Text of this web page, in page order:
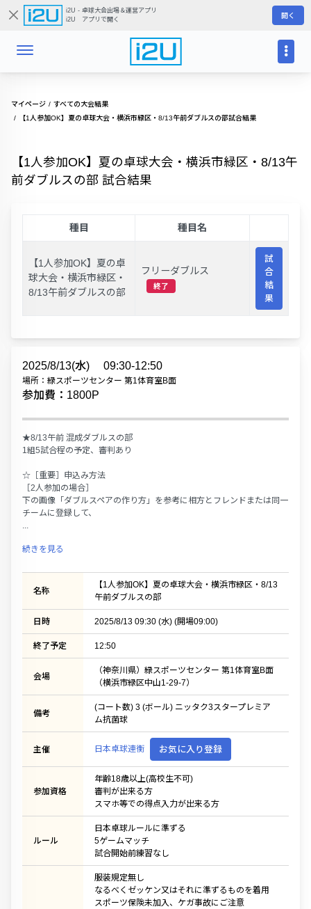
i2U - 卓球大会出場＆運営アプリ
i2U アプリで開く
開く
マイページ
すべての大会結果
【1人参加OK】夏の卓球大会・横浜市緑区・8/13午前ダブルスの部試合結果
【1人参加OK】夏の卓球大会・横浜市緑区・8/13午
前ダブルスの部 試合結果
種目 種目名
【1人参加OK】夏の卓
球大会・横浜市緑区・
8/13午前ダブルスの部
フリーダブルス
終了
試
合
結
果
2025/8/13(水) 09:30-12:50
場所：緑スポーツセンター 第1体育室B面
参加費：1800P
★8/13午前 混成ダブルスの部
1組5試合程の予定、審判あり
☆［重要］申込み方法
［2人参加の場合］
下の画像「ダブルスペアの作り方」を参考に相方とフレンドまたは同一
チームに登録して、
...
続きを見る
名称
【1人参加OK】夏の卓球大会・横浜市緑区・8/13
午前ダブルスの部
日時 2025/8/13 09:30 (水) (開場09:00)
終了予定 12:50
会場
（神奈川県）緑スポーツセンター 第1体育室B面
（横浜市緑区中山1-29-7）
備考
(コート数) 3 (ボール) ニッタク3スタープレミア
ム抗菌球
主催 日本卓球連衡 お気に入り登録
参加資格
年齢18歳以上(高校生不可)
審判が出来る方
スマホ等での得点入力が出来る方
ルール
日本卓球ルールに準ずる
5ゲームマッチ
試合開始前練習なし
服装規定無し
なるべくゼッケン又はそれに準ずるものを着用
スポーツ保険未加入、ケガ事故にご注意